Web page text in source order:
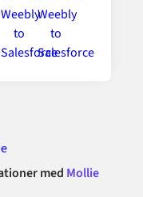
med Mollie